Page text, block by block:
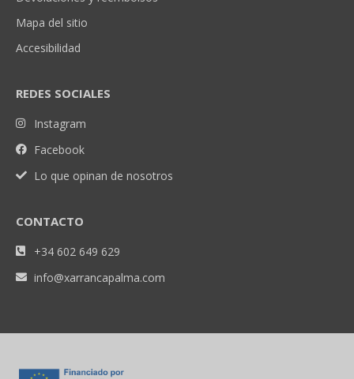
Mapa del sitio
Accesibilidad
REDES SOCIALES
Instagram
Facebook
Lo que opinan de nosotros
CONTACTO
+34 602 649 629
info@xarrancapalma.com